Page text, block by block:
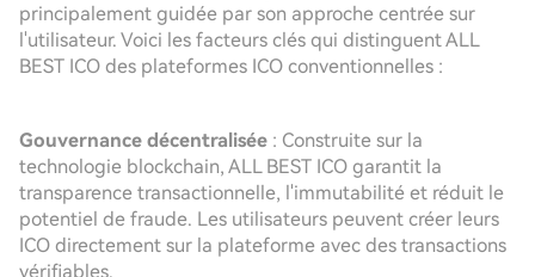
principalement guidée par son approche centrée sur
l'utilisateur. Voici les facteurs clés qui distinguent ALL
BEST ICO des plateformes ICO conventionnelles :
Gouvernance décentralisée : Construite sur la
technologie blockchain, ALL BEST ICO garantit la
transparence transactionnelle, l'immutabilité et réduit le
potentiel de fraude. Les utilisateurs peuvent créer leurs
ICO directement sur la plateforme avec des transactions
vérifiables.